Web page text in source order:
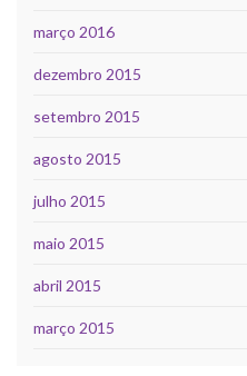
março 2016
dezembro 2015
setembro 2015
agosto 2015
julho 2015
maio 2015
abril 2015
março 2015